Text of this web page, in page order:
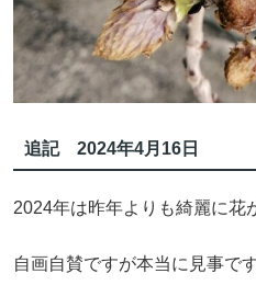
追記 2024年4月16日
2024年は昨年よりも綺麗に花
自画自賛ですが本当に見事です